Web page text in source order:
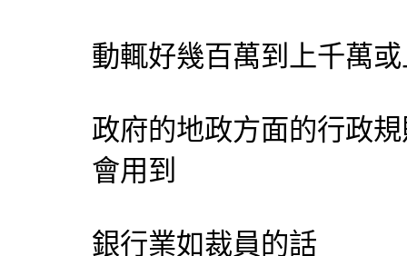
動輒好幾百萬到上千萬
政府的地政方面的行政
會用到
銀行業如裁員的話